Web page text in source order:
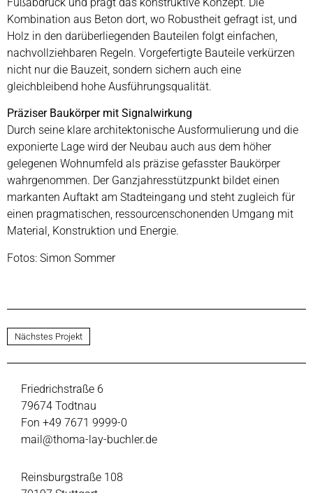
Kombination aus Beton dort, wo Robustheit gefragt ist, und
Holz in den darüberliegenden Bauteilen folgt einfachen,
nachvollziehbaren Regeln. Vorgefertigte Bauteile verkürzen
nicht nur die Bauzeit, sondern sichern auch eine
gleichbleibend hohe Ausführungsqualität.
Präziser Baukörper mit Signalwirkung
Durch seine klare architektonische Ausformulierung und die
exponierte Lage wird der Neubau auch aus dem höher
gelegenen Wohnumfeld als präzise gefasster Baukörper
wahrgenommen. Der Ganzjahresstützpunkt bildet einen
markanten Auftakt am Stadteingang und steht zugleich für
einen pragmatischen, ressourcenschonenden Umgang mit
Material, Konstruktion und Energie.
Fotos: Simon Sommer
Nächstes Projekt
Friedrichstraße 6
79674 Todtnau
Fon +49 7671 9999-0
mail@thoma-lay-buchler.de
Reinsburgstraße 108